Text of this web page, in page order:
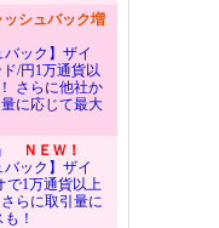
ッシュバック増
バック】ザイ
/円1万通貨以
さらに他社か
に応じて最大
ＮＥＷ！
バック】ザイ
で1万通貨以上
らに取引量に
！